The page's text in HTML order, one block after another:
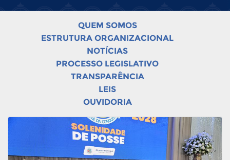
QUEM SOMOS
ESTRUTURA ORGANIZACIONAL
NOTÍCIAS
PROCESSO LEGISLATIVO
TRANSPARÊNCIA
LEIS
OUVIDORIA